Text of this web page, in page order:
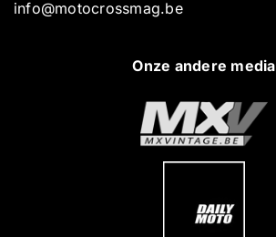
info@motocrossmag.be
Onze andere media